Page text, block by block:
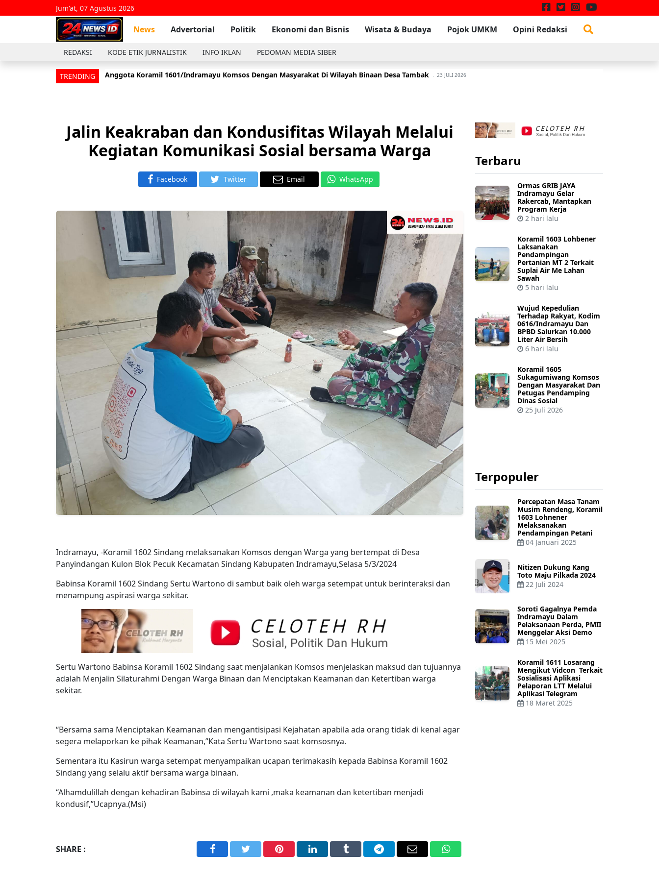
Jum'at, 07 Agustus 2026
News Advertorial Politik Ekonomi dan Bisnis Wisata & Budaya Pojok UMKM Opini Redaksi
REDAKSI KODE ETIK JURNALISTIK INFO IKLAN PEDOMAN MEDIA SIBER
TRENDING Anggota Koramil 1601/Indramayu Komsos Dengan Masyarakat Di Wilayah Binaan Desa Tambak 23 JULI 2026
Jalin Keakraban dan Kondusifitas Wilayah Melalui
Kegiatan Komunikasi Sosial bersama Warga
Facebook Twitter Email WhatsApp
Indramayu, -Koramil 1602 Sindang melaksanakan Komsos dengan Warga yang bertempat di Desa
Panyindangan Kulon Blok Pecuk Kecamatan Sindang Kabupaten Indramayu,Selasa 5/3/2024
Babinsa Koramil 1602 Sindang Sertu Wartono di sambut baik oleh warga setempat untuk berinteraksi dan
menampung aspirasi warga sekitar.
Sertu Wartono Babinsa Koramil 1602 Sindang saat menjalankan Komsos menjelaskan maksud dan tujuannya
adalah Menjalin Silaturahmi Dengan Warga Binaan dan Menciptakan Keamanan dan Ketertiban warga
sekitar.
“Bersama sama Menciptakan Keamanan dan mengantisipasi Kejahatan apabila ada orang tidak di kenal agar
segera melaporkan ke pihak Keamanan,”Kata Sertu Wartono saat komsosnya.
Sementara itu Kasirun warga setempat menyampaikan ucapan terimakasih kepada Babinsa Koramil 1602
Sindang yang selalu aktif bersama warga binaan.
“Alhamdulillah dengan kehadiran Babinsa di wilayah kami ,maka keamanan dan ketertiban menjadi
kondusif,”Ucapnya.(Msi)
SHARE :
FacebookTwitterPinterestLinkedInTumblrTelegramEmail WhatsApp
Terbaru
Ormas GRIB JAYA
Indramayu Gelar
Rakercab, Mantapkan
Program Kerja
2 hari lalu
Koramil 1603 Lohbener
Laksanakan
Pendampingan
Pertanian MT 2 Terkait
Suplai Air Me Lahan
Sawah
5 hari lalu
Wujud Kepedulian
Terhadap Rakyat, Kodim
0616/Indramayu Dan
BPBD Salurkan 10.000
Liter Air Bersih
6 hari lalu
Koramil 1605
Sukagumiwang Komsos
Dengan Masyarakat Dan
Petugas Pendamping
Dinas Sosial
25 Juli 2026
Terpopuler
Percepatan Masa Tanam
Musim Rendeng, Koramil
1603 Lohnener
Melaksanakan
Pendampingan Petani
04 Januari 2025
Nitizen Dukung Kang
Toto Maju Pilkada 2024
22 Juli 2024
Soroti Gagalnya Pemda
Indramayu Dalam
Pelaksanaan Perda, PMII
Menggelar Aksi Demo
15 Mei 2025
Koramil 1611 Losarang
Mengikut Vidcon Terkait
Sosialisasi Aplikasi
Pelaporan LTT Melalui
Aplikasi Telegram
18 Maret 2025